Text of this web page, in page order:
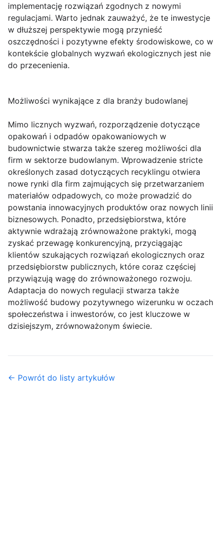
implementację rozwiązań zgodnych z nowymi
regulacjami. Warto jednak zauważyć, że te inwestycje
w dłuższej perspektywie mogą przynieść
oszczędności i pozytywne efekty środowiskowe, co w
kontekście globalnych wyzwań ekologicznych jest nie
do przecenienia.
Możliwości wynikające z dla branży budowlanej
Mimo licznych wyzwań, rozporządzenie dotyczące
opakowań i odpadów opakowaniowych w
budownictwie stwarza także szereg możliwości dla
firm w sektorze budowlanym. Wprowadzenie stricte
określonych zasad dotyczących recyklingu otwiera
nowe rynki dla firm zajmujących się przetwarzaniem
materiałów odpadowych, co może prowadzić do
powstania innowacyjnych produktów oraz nowych linii
biznesowych. Ponadto, przedsiębiorstwa, które
aktywnie wdrażają zrównoważone praktyki, mogą
zyskać przewagę konkurencyjną, przyciągając
klientów szukających rozwiązań ekologicznych oraz
przedsiębiorstw publicznych, które coraz częściej
przywiązują wagę do zrównoważonego rozwoju.
Adaptacja do nowych regulacji stwarza także
możliwość budowy pozytywnego wizerunku w oczach
społeczeństwa i inwestorów, co jest kluczowe w
dzisiejszym, zrównoważonym świecie.
← Powrót do listy artykułów